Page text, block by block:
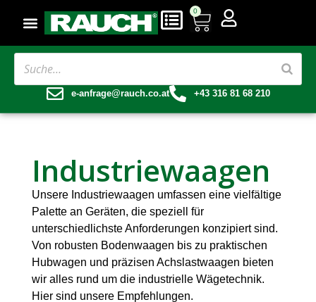
0
e-anfrage@rauch.co.at +43 316 81 68 210
Industriewaagen
Unsere Industriewaagen umfassen eine vielfältige
Palette an Geräten, die speziell für
unterschiedlichste Anforderungen konzipiert sind.
Von robusten Bodenwaagen bis zu praktischen
Hubwagen und präzisen Achslastwaagen bieten
wir alles rund um die industrielle Wägetechnik.
Hier sind unsere Empfehlungen.